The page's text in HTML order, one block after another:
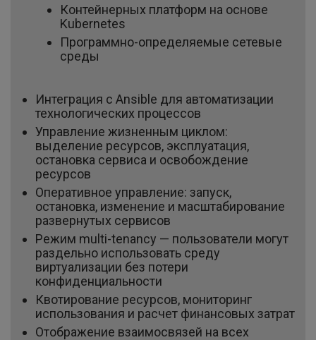
Контейнерных платформ на основе
Kubernetes
Программно-определяемые сетевые
среды
Интеграция с Ansible для автоматизации
технологических процессов
Управление жизненным циклом:
выделение ресурсов, эксплуатация,
остановка сервиса и освобождение
ресурсов
Оперативное управление: запуск,
остановка, изменение и масштабирование
развернутых сервисов
Режим multi-tenancy — пользователи могут
раздельно использовать среду
виртуализации без потери
конфиденциальности
Квотирование ресурсов, мониторинг
использования и расчет финансовых затрат
Отображение взаимосвязей на всех